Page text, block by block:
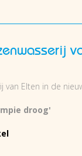
van Elten in de
droog'